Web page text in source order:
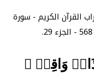
- إعراب القرآن الكريم - سورة
وَاقِعٖ ﴾